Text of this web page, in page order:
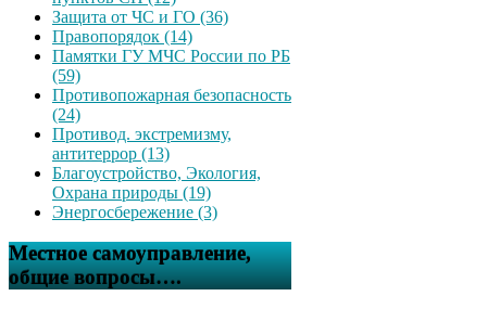
Защита от ЧС и ГО (36)
Правопорядок (14)
Памятки ГУ МЧС России по РБ
(59)
Противопожарная безопасность
(24)
Противод. экстремизму,
антитеррор (13)
Благоустройство, Экология,
Охрана природы (19)
Энергосбережение (3)
Местное самоуправление,
общие вопросы….